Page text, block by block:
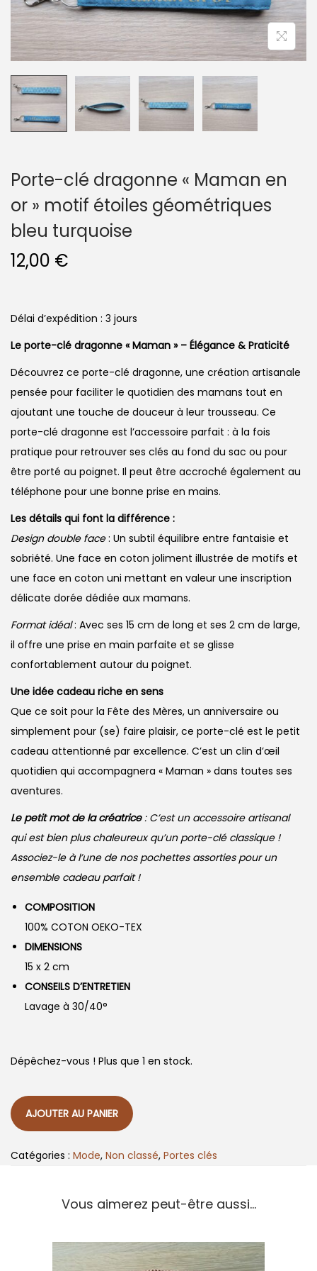
n
Porte-clé dragonne « Maman en
or » motif étoiles géométriques
bleu turquoise
12,00 €
Délai d’expédition : 3 jours
Le porte-clé dragonne « Maman » – Élégance & Praticité
Découvrez ce porte-clé dragonne, une création artisanale
pensée pour faciliter le quotidien des mamans tout en
ajoutant une touche de douceur à leur trousseau. Ce
porte-clé dragonne est l’accessoire parfait : à la fois
pratique pour retrouver ses clés au fond du sac ou pour
être porté au poignet. Il peut être accroché également au
téléphone pour une bonne prise en mains.
Les détails qui font la différence :
Design double face: Un subtil équilibre entre fantaisie et
sobriété. Une face en coton joliment illustrée de motifs et
une face en coton uni mettant en valeur une inscription
délicate dorée dédiée aux mamans.
Format idéal: Avec ses 15 cm de long et ses 2 cm de large,
il offre une prise en main parfaite et se glisse
confortablement autour du poignet.
Une idée cadeau riche en sens
Que ce soit pour la Fête des Mères, un anniversaire ou
simplement pour (se) faire plaisir, ce porte-clé est le petit
cadeau attentionné par excellence. C’est un clin d’œil
quotidien qui accompagnera « Maman » dans toutes ses
aventures.
Le petit mot de la créatrice: C’est un accessoire artisanal
qui est bien plus chaleureux qu’un porte-clé classique !
Associez-le à l’une de nos pochettes assorties pour un
ensemble cadeau parfait !
COMPOSITION
100% COTON OEKO-TEX
DIMENSIONS
15 x 2 cm
CONSEILS D’ENTRETIEN
Lavage à 30/40°
Dépêchez-vous ! Plus que 1 en stock.
AJOUTER AU PANIER
Catégories : Mode, Non classé, Portes clés
Vous aimerez peut-être aussi…